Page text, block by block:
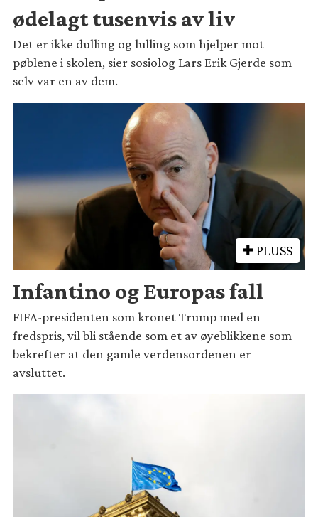
ødelagt tusenvis av liv
Det er ikke dulling og lulling som hjelper mot
pøblene i skolen, sier sosiolog Lars Erik Gjerde som
selv var en av dem.
PLUSS
Infantino og Europas fall
FIFA-presidenten som kronet Trump med en
fredspris, vil bli stående som et av øyeblikkene som
bekrefter at den gamle verdensordenen er
avsluttet.